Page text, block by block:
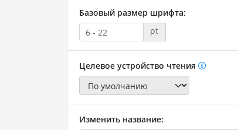
Базовый размер шрифта:
pt
Целевое устройство чтения
Изменить название: